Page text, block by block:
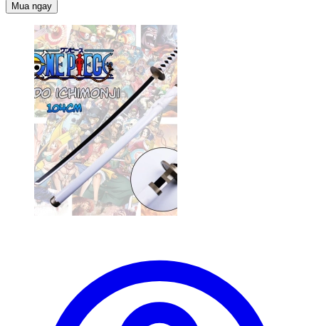
Mua ngay